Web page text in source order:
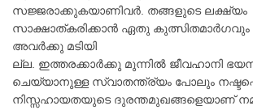
സജ്ജരാക്കുകയാണിവർ. തങ്ങളുടെ ലക്ഷ്യം
സാക്ഷാത്കരിക്കാൻ ഏതു കുത്സിതമാർഗവും
അവർക്കു മടിയി
ല്ല. ഇത്തരക്കാർക്കു മുന്നിൽ ജീവഹാനി
ചെയ്യാനുള്ള സ്വാതന്ത്ര്യം പോലും
നിസ്സഹായതയുടെ ദുരന്തമുഖങ്ങളെയാണ്